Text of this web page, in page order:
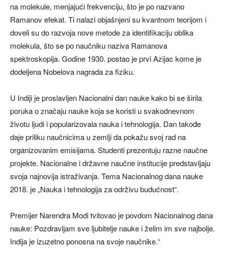
na molekule, menjajući frekvenciju, što je po nazvano
Ramanov efekat. Ti nalazi objašnjeni su kvantnom teorijom i
doveli su do razvoja nove metode za identifikaciju oblika
molekula, što se po naučniku naziva Ramanova
spektroskopija. Godine 1930. postao je prvi Azijac kome je
dodeljena Nobelova nagrada za fiziku.
U Indiji je proslavljen Nacionalni dan nauke kako bi se širila
poruka o značaju nauke koja se koristi u svakodnevnom
životu ljudi i popularizovala nauka i tehnologija. Dan takođe
daje priliku naučnicima u zemlji da pokažu svoj rad na
organizovanim emisijama. Studenti prezentuju razne naučne
projekte. Nacionalne i državne naučne institucije predstavljaju
svoja najnovija istraživanja. Tema Nacionalnog dana nauke
2018. je „Nauka i tehnologija za održivu budućnost“.
Premijer Narendra Modi tvitovao je povdom Nacionalnog dana
nauke: Pozdravljam sve ljubitelje nauke i želim im sve najbolje.
Indija je izuzetno ponosna na svoje naučnike.“